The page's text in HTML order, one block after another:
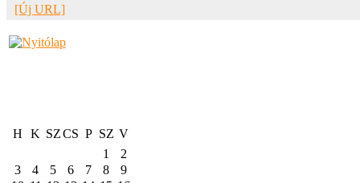
[Új URL]
H K SZCS P SZ V
1
2
3
4 5 6 7 8
9